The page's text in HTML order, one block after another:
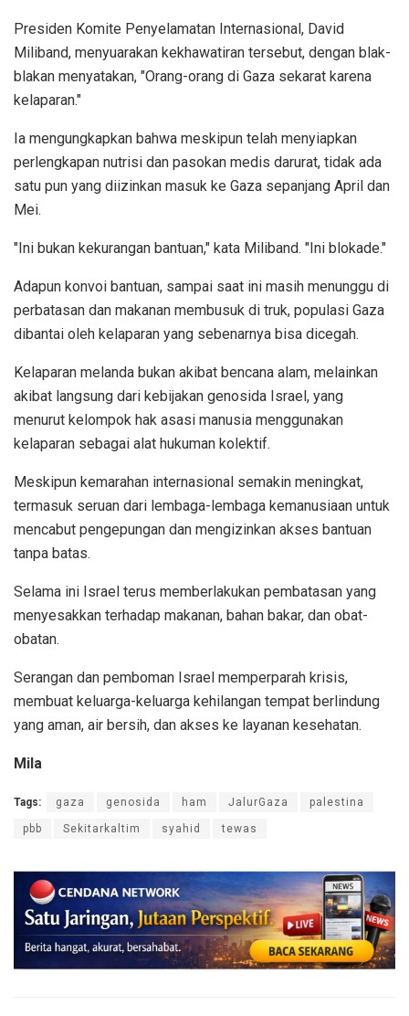
Presiden Komite Penyelamatan Internasional, David
Miliband, menyuarakan kekhawatiran tersebut, dengan blak-
blakan menyatakan, "Orang-orang di Gaza sekarat karena
kelaparan."
Ia mengungkapkan bahwa meskipun telah menyiapkan
perlengkapan nutrisi dan pasokan medis darurat, tidak ada
satu pun yang diizinkan masuk ke Gaza sepanjang April dan
Mei.
"Ini bukan kekurangan bantuan," kata Miliband. "Ini blokade."
Adapun konvoi bantuan, sampai saat ini masih menunggu di
perbatasan dan makanan membusuk di truk, populasi Gaza
dibantai oleh kelaparan yang sebenarnya bisa dicegah.
Kelaparan melanda bukan akibat bencana alam, melainkan
akibat langsung dari kebijakan genosida Israel, yang
menurut kelompok hak asasi manusia menggunakan
kelaparan sebagai alat hukuman kolektif.
Meskipun kemarahan internasional semakin meningkat,
termasuk seruan dari lembaga-lembaga kemanusiaan untuk
mencabut pengepungan dan mengizinkan akses bantuan
tanpa batas.
Selama ini Israel terus memberlakukan pembatasan yang
menyesakkan terhadap makanan, bahan bakar, dan obat-
obatan.
Serangan dan pemboman Israel memperparah krisis,
membuat keluarga-keluarga kehilangan tempat berlindung
yang aman, air bersih, dan akses ke layanan kesehatan.
Mila
Tags: gaza genosida ham JalurGaza palestina
pbb Sekitarkaltim syahid tewas